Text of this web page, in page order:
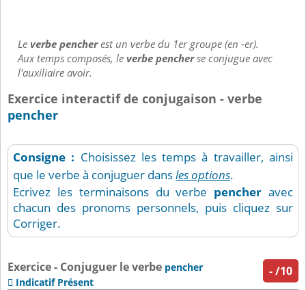
Leverbe pencherest un verbe du 1er groupe (en -er).
Aux temps composés, leverbe pencherse conjugue avec
l'auxiliaire avoir.
Exercice interactif de conjugaison - verbe
pencher
Consigne : Choisissez les temps à travailler, ainsi
que le verbe à conjuguer dansles options.
Ecrivez les terminaisons du verbe pencher avec
chacun des pronoms personnels, puis cliquez sur
Corriger.
-/10
Exercice - Conjuguer le verbe pencher
 Indicatif Présent